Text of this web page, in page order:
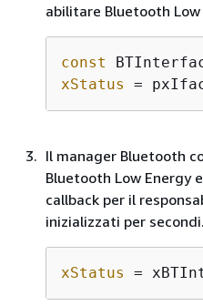
abilitare Bluetooth Low
const
xStatus
=
Il manager Bluetooth
Bluetooth Low Energy
callback per il
inizializzati per secondi.
xStatus =